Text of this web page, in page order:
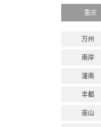
重庆
万州
南岸
潼南
丰都
巫山